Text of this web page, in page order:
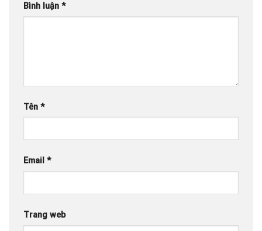
Bình luận *
Tên *
Email *
Trang web